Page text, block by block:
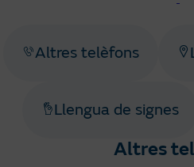
Altres telèfons
Llengua de signes
Altres